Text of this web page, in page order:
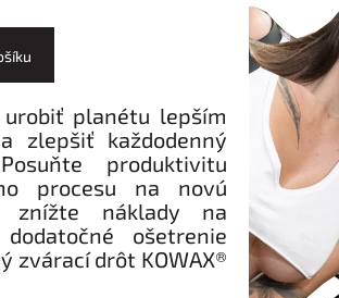
planétu lepším
zlepšiť každodenný
produktivitu
procesu na novú
znížte náklady na
ošetrenie
zvárací drôt KOWAX®